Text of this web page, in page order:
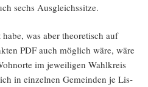
sechs Ausgleichssitze.
was aber theo­re­tisch auf
PDF auch mög­lich wäre, wäre
im jewei­li­gen Wahl­kreis
in ein­zel­nen Gemein­den je Lis­